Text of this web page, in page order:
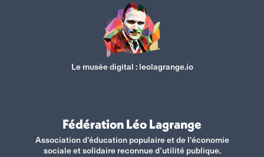
Le musée digital :leolagrange.io
Fédération Léo Lagrange
Association d'éducation populaire et de l'économie
sociale et solidaire reconnue d’utilité publique.